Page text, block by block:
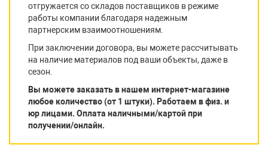
отгружается со складов поставщиков в режиме
работы компании благодаря надежным
партнерским взаимоотношениям.
При заключении договора, вы можете рассчитывать
на наличие материалов под ваши объекты, даже в
сезон.
Вы можете заказать в нашем интернет-магазине
любое количество (от 1 штуки). Работаем в физ. и
юр лицами. Оплата наличными/картой при
получении/онлайн.